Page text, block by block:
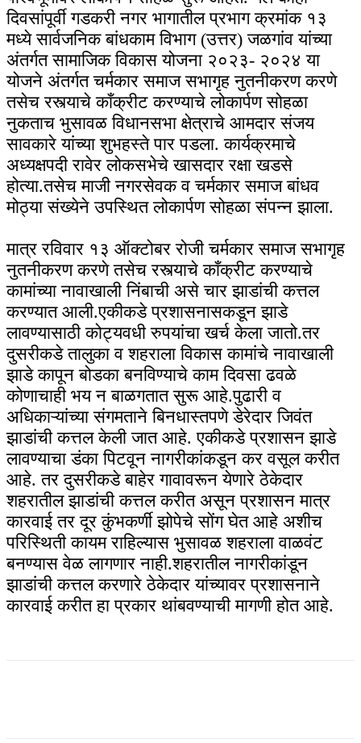
दिवसांपूर्वी गडकरी नगर भागातील प्रभाग क्रमांक १३
मध्ये सार्वजनिक बांधकाम विभाग (उत्तर) जळगांव यांच्या
अंतर्गत सामाजिक विकास योजना २०२३- २०२४ या
योजने अंतर्गत चर्मकार समाज सभागृह नुतनीकरण करणे
तसेच रस्त्याचे काँक्रीट करण्याचे लोकार्पण सोहळा
नुकताच भुसावळ विधानसभा क्षेत्राचे आमदार संजय
सावकारे यांच्या शुभहस्ते पार पडला. कार्यक्रमाचे
अध्यक्षपदी रावेर लोकसभेचे खासदार रक्षा खडसे
होत्या.तसेच माजी नगरसेवक व चर्मकार समाज बांधव
मोठ्या संख्येने उपस्थित लोकार्पण सोहळा संपन्न झाला.
मात्र रविवार १३ ऑक्टोबर रोजी चर्मकार समाज सभागृह
नुतनीकरण करणे तसेच रस्त्याचे काँक्रीट करण्याचे
कामांच्या नावाखाली निंबाची असे चार झाडांची कत्तल
करण्यात आली.एकीकडे प्रशासनासकडून झाडे
लावण्यासाठी कोट्यवधी रुपयांचा खर्च केला जातो.तर
दुसरीकडे तालुका व शहराला विकास कामांचे नावाखाली
झाडे कापून बोडका बनविण्याचे काम दिवसा ढवळे
कोणाचाही भय न बाळगतात सुरू आहे.पुढारी व
अधिकाऱ्यांच्या संगमताने बिनधास्तपणे डेरेदार जिवंत
झाडांची कत्तल केली जात आहे. एकीकडे प्रशासन झाडे
लावण्याचा डंका पिटवून नागरीकांकडून कर वसूल करीत
आहे. तर दुसरीकडे बाहेर गावावरून येणारे ठेकेदार
शहरातील झाडांची कत्तल करीत असून प्रशासन मात्र
कारवाई तर दूर कुंभकर्णी झोपेचे सोंग घेत आहे अशीच
परिस्थिती कायम राहिल्यास भुसावळ शहराला वाळवंट
बनण्यास वेळ लागणार नाही.शहरातील नागरीकांडून
झाडांची कत्तल करणारे ठेकेदार यांच्यावर प्रशासनाने
कारवाई करीत हा प्रकार थांबवण्याची मागणी होत आहे.